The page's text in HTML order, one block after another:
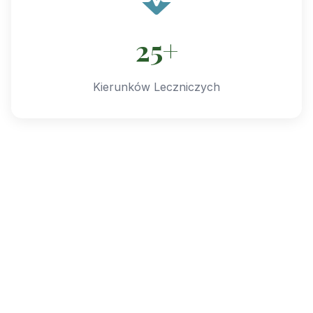
25+
Kierunków Leczniczych